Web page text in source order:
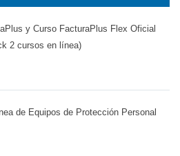
y Curso FacturaPlus Flex Oficial
2 cursos en línea)
de Equipos de Protección Personal